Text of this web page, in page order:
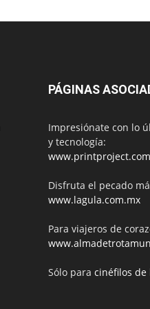
PÁGINAS
Impresiónate con lo
y tecnología:
Disfruta el pecado
www.lagula.com.mx
Para viajeros de
Sólo para cinéfilos de